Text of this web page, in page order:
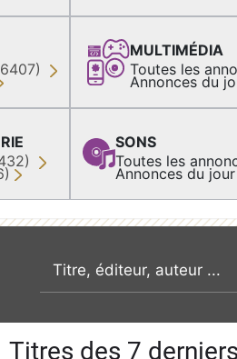
MULTIMÉDIA
Toutes les
Annonces du
SONS
Toutes les
Annonces du jour
recherche par mot clé
Titres des 7